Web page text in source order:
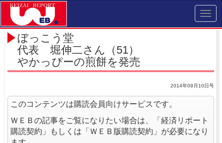
ぼっこう堂
代表 堀伸二さん（51）
やかっぴーの煎餅を発売
2014年09月10日号
このコンテンツは購読会員向けサービスです。
ＷＥＢの記事をご覧になりたい場合は、「経済リポート
購読契約」もしくは「ＷＥＢ版購読契約」が必要になり